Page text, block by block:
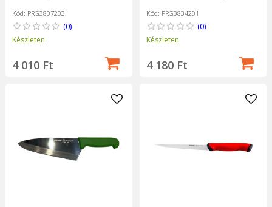
Kód: PRG3807203
(0)
Készleten
4 010 Ft
Kód: PRG3834201
(0)
Készleten
4 180 Ft